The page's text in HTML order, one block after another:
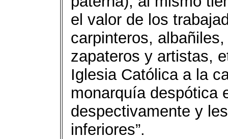
el valor de los
carpinteros,
zapateros y artistas,
Iglesia Católica a la
monarquía despótica
despectivamente y
inferiores”.